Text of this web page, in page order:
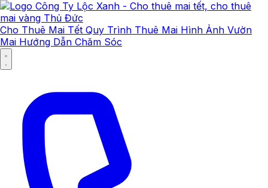
Cho Thuê Mai Tết Quy Trình Thuê Mai Hình Ảnh Vườn
Mai Hướng Dẫn Chăm Sóc